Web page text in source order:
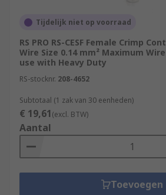
Tijdelijk niet op voorraad
RS PRO RS-CESF Female Crimp
Wire Size 0.14 mm² Maximum
use with Heavy Duty
RS-stocknr. 208-4652
Subtotaal (1 zak van 30 eenheden)
€ 19,61(excl. BTW)
Aantal
Toevoegen